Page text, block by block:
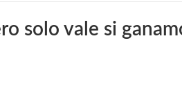
solo vale si